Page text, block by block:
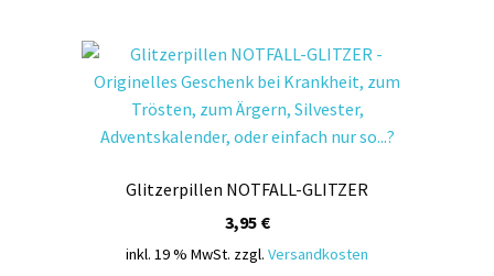
Glitzerpillen NOTFALL-GLITZER
3,95 €
inkl. 19 % MwSt. zzgl. Versandkosten